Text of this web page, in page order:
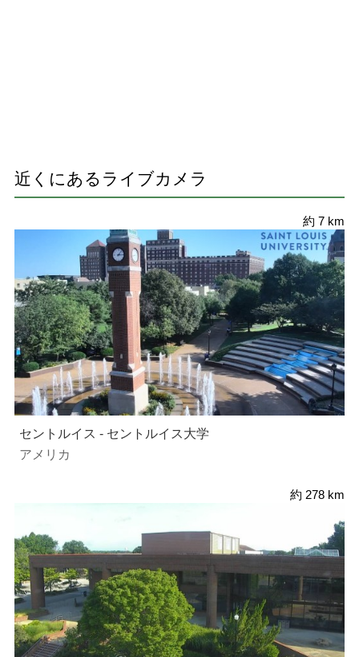
近くにあるライブカメラ
約 7 km
セントルイス - セントルイス大学
アメリカ
約 278 km